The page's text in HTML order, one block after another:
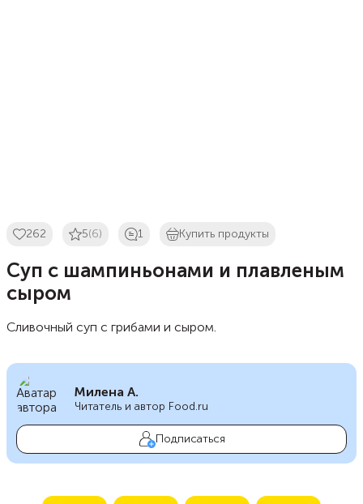
262 5(6) 1 Купить продукты
Суп с шампиньонами и плавленым
сыром
Сливочный суп с грибами и сыром.
Милена А.
Читатель и автор Food.ru
Подписаться